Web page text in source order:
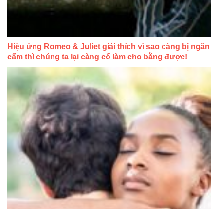
Hiệu ứng Romeo & Juliet giải thích vì sao càng bị ngăn
cấm thì chúng ta lại càng cố làm cho bằng được!